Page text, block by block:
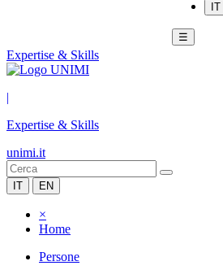
IT
☰
Expertise & Skills
|
Expertise & Skills
unimi.it
IT EN
×
Home
Persone